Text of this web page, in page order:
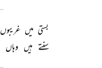
بستی میں غریبوں
سنتے ہیں وہاں